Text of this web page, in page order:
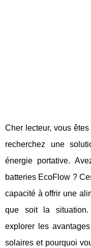
Cher lecteur, vous
recherchez une
énergie portative.
batteries EcoFlow ?
capacité à offrir une
que soit la
explorer les
solaires et pourquoi